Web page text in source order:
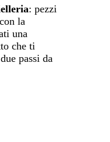
: pezzi
la
una
che ti
passi da